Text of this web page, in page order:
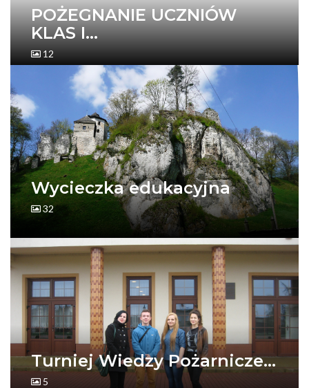
POŻEGNANIE UCZNIÓW
KLAS I...
12
Wycieczka edukacyjna
32
Turniej Wiedzy Pożarnicze...
5